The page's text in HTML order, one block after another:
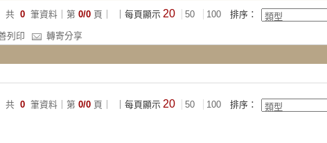
共 0 筆資料｜第 0/0 頁｜ ｜每頁顯示 20 50 100 排序：
列印
轉寄分享
共 0 筆資料｜第 0/0 頁｜ ｜每頁顯示 20 50 100 排序：